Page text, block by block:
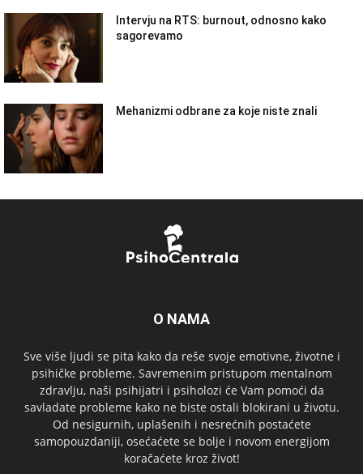
Intervju na RTS: burnout, odnosno kako
sagorevamo
Mehanizmi odbrane za koje niste znali
O NAMA
Sve više ljudi se pita kako da reše svoje emotivne, životne i
psihičke probleme. Savremenim pristupom mentalnom
zdravlju, naši psihijatri i psiholozi će Vam pomoći da
savladate probleme kako ne biste ostali blokirani u životu.
Od nesigurnih, uplašenih i nesrećnih postaćete
samopouzdaniji, osećaćete se bolje i novom energijom
koračaćete kroz život!